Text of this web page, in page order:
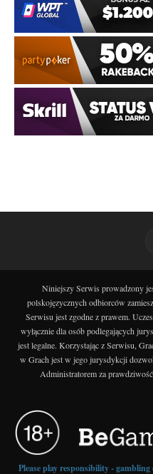
Niniejszy Serwis prowadzony
polskojęzycznych odbiorców
Serwisu jest zgodne z prawem.
wyłącznie dla osób podlegających
jest legalne. Korzystając z Serwisu,
w Grach jest w jego jurysdykcji
Administratorem za
Please play responsibility -